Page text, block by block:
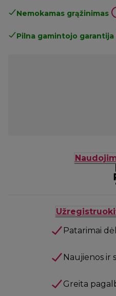
Nemokamas grąžinimas
Pilna gamintojo garantija
Patarimai
Naujienos ir
Greita